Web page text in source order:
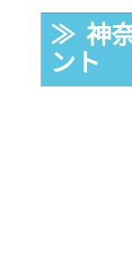
≫  神
ント